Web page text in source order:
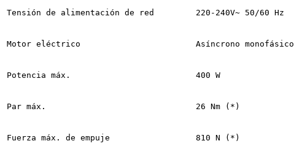
Tensión de alimentación de red 220-240V~ 50/60 Hz
Motor eléctrico Asíncrono monofásico
Potencia máx. 400 W
Par máx. 26 Nm (*)
Fuerza máx. de empuje 810 N (*)